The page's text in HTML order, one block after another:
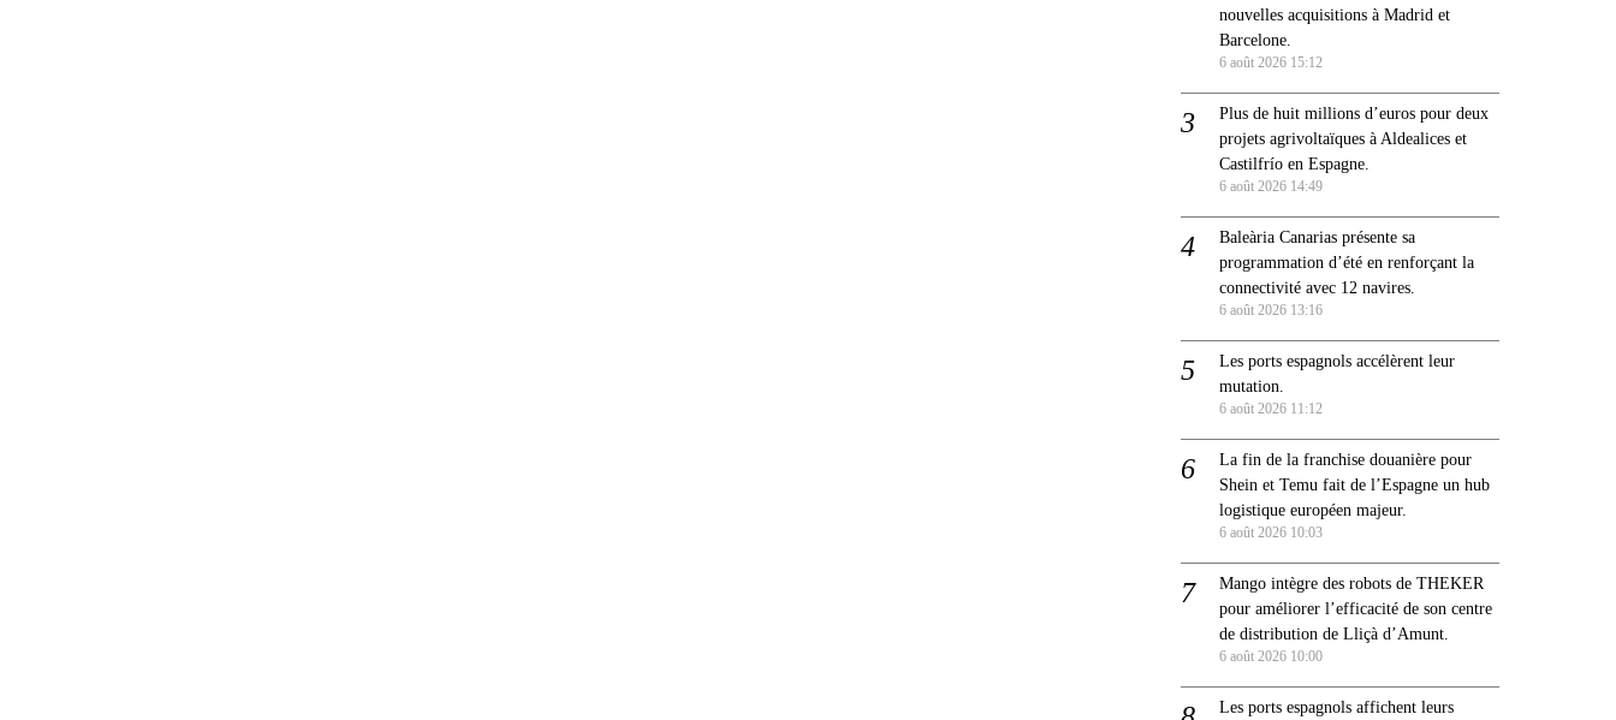
nouvelles acquisitions à Madrid et
Barcelone.
6 août 2026 15:12
Plus de huit millions d’euros pour deux
projets agrivoltaïques à Aldealices et
Castilfrío en Espagne.
6 août 2026 14:49
Baleària Canarias présente sa
programmation d’été en renforçant la
connectivité avec 12 navires.
6 août 2026 13:16
Les ports espagnols accélèrent leur
mutation.
6 août 2026 11:12
La fin de la franchise douanière pour
Shein et Temu fait de l’Espagne un hub
logistique européen majeur.
6 août 2026 10:03
Mango intègre des robots de THEKER
pour améliorer l’efficacité de son centre
de distribution de Lliçà d’Amunt.
6 août 2026 10:00
Les ports espagnols affichent leurs